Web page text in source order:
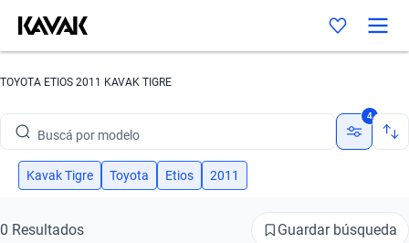
TOYOTA ETIOS 2011 KAVAK TIGRE
Buscá por modelo
Buscá por versión
4
Kavak Tigre Toyota Etios 2011
0 Resultados Guardar búsqueda